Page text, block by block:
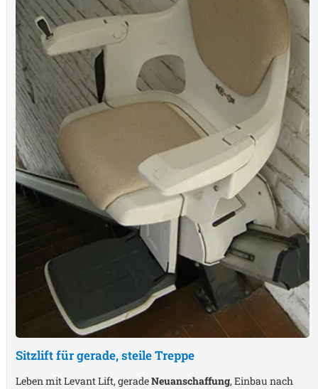
Sitzlift für gerade, steile Treppe
Leben mit Levant Lift, geradeNeuanschaffung, Einbau nach